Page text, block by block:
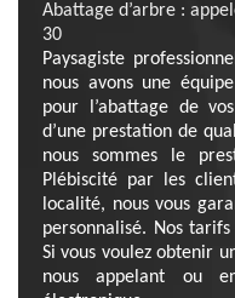
Abattage d’arbre :
30
Paysagiste
nous avons une
pour l’abattage de
d’une prestation de
nous sommes le
Plébiscité par les
localité, nous vous
personnalisé. Nos
Si vous voulez obtenir
nous appelant ou